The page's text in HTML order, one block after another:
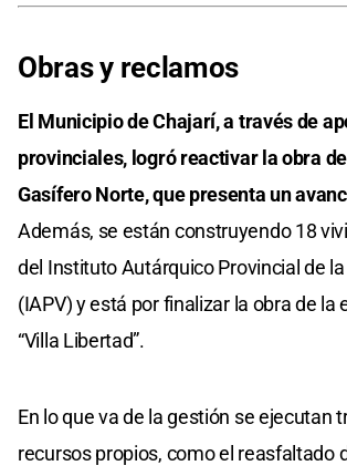
Obras y reclamos
El Municipio de Chajarí, a través de
provinciales, logró reactivar la obra
Gasífero Norte, que presenta un
Además, se están construyendo 18
del Instituto Autárquico Provincial de
(IAPV) y está por finalizar la obra de la
“Villa Libertad”.
En lo que va de la gestión se ejecutan
recursos propios, como el reasfaltado